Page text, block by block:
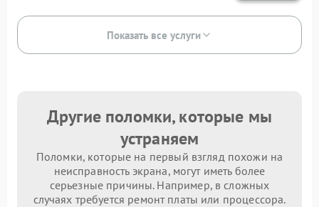
Показать все услуги
Другие поломки, которые мы
устраняем
Поломки, которые на первый взгляд похожи на
неисправность экрана, могут иметь более
серьезные причины. Например, в сложных
случаях требуется ремонт платы или процессора.